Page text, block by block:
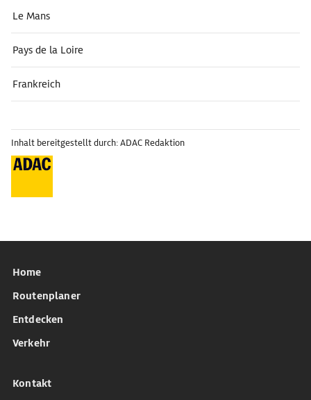
Le Mans
Pays de la Loire
Frankreich
Inhalt bereitgestellt durch: ADAC Redaktion
Home
Routenplaner
Entdecken
Verkehr
Kontakt